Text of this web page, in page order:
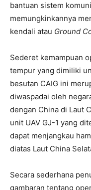
bantuan sistem
memungkinkannya
kendali atau Ground
Sederet kemampuan
tempur yang dimiliki
besutan CAIG ini
diwaspadai oleh
dengan China di Laut
unit UAV GJ-1 yang
dapat menjangkau
diatas Laut China
Secara sederhana
gambaran tentang